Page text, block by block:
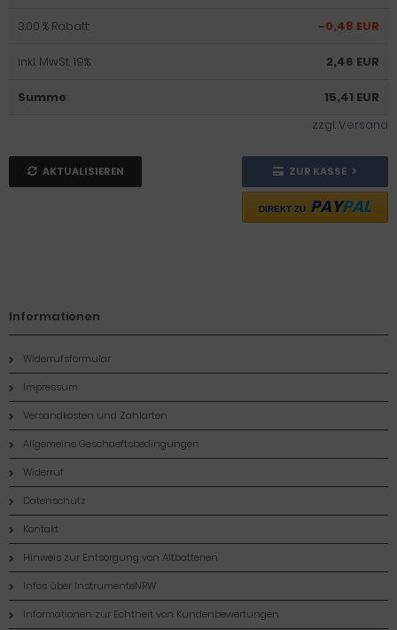
3.00 % Rabatt: -0,48 EUR
inkl. MwSt. 19%: 2,46 EUR
Summe:
15,41 EUR
zzgl.Versand
AKTUALISIEREN ZUR KASSE
DIREKT ZU PAYPAL
Informationen
Widerrufsformular
Impressum
Versandkosten und Zahlarten
Allgemeine Geschaeftsbedingungen
Widerruf
Datenschutz
Kontakt
Hinweis zur Entsorgung von Altbatterien
Infos über InstrumenteNRW
Informationen zur Echtheit von Kundenbewertungen